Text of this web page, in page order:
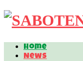
Home
News